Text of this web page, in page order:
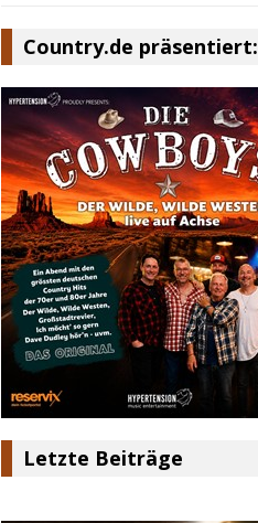
Country.de präsentiert:
Letzte Beiträge